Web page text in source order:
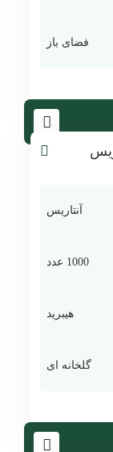
فضای باز
آنتاریس
1000 عدد
هیبرید
گلخانه ای